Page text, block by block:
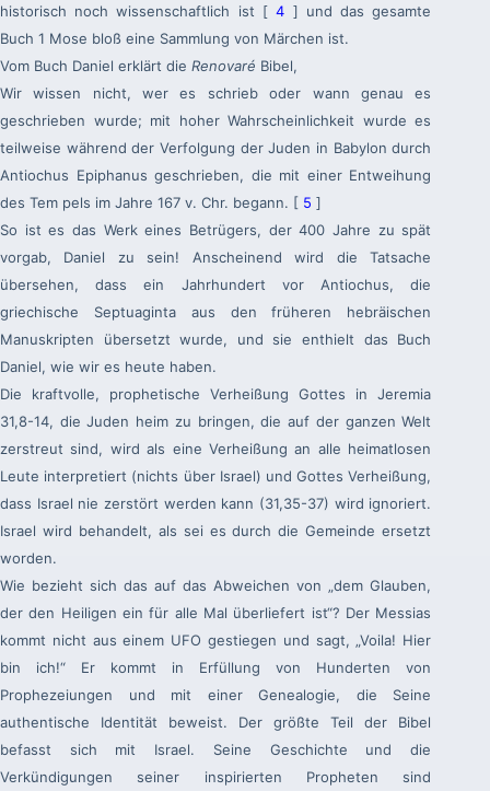
historisch noch wissenschaftlich ist [ 4 ] und das gesamte
Buch 1 Mose bloß eine Sammlung von Märchen ist.
Vom Buch Daniel erklärt die Renovaré Bibel,
Wir wissen nicht, wer es schrieb oder wann genau es
geschrieben wurde; mit hoher Wahrscheinlichkeit wurde es
teilweise während der Verfolgung der Juden in Babylon durch
Antiochus Epiphanus geschrieben, die mit einer Entweihung
des Tem pels im Jahre 167 v. Chr. begann. [ 5 ]
So ist es das Werk eines Betrügers, der 400 Jahre zu spät
vorgab, Daniel zu sein! Anscheinend wird die Tatsache
übersehen, dass ein Jahrhundert vor Antiochus, die
griechische Septuaginta aus den früheren hebräischen
Manuskripten übersetzt wurde, und sie enthielt das Buch
Daniel, wie wir es heute haben.
Die kraftvolle, prophetische Verheißung Gottes in Jeremia
31,8-14, die Juden heim zu bringen, die auf der ganzen Welt
zerstreut sind, wird als eine Verheißung an alle heimatlosen
Leute interpretiert (nichts über Israel) und Gottes Verheißung,
dass Israel nie zerstört werden kann (31,35-37) wird ignoriert.
Israel wird behandelt, als sei es durch die Gemeinde ersetzt
worden.
Wie bezieht sich das auf das Abweichen von „dem Glauben,
der den Heiligen ein für alle Mal überliefert ist“? Der Messias
kommt nicht aus einem UFO gestiegen und sagt, „Voila! Hier
bin ich!“ Er kommt in Erfüllung von Hunderten von
Prophezeiungen und mit einer Genealogie, die Seine
authentische Identität beweist. Der größte Teil der Bibel
befasst sich mit Israel. Seine Geschichte und die
Verkündigungen seiner inspirierten Propheten sind